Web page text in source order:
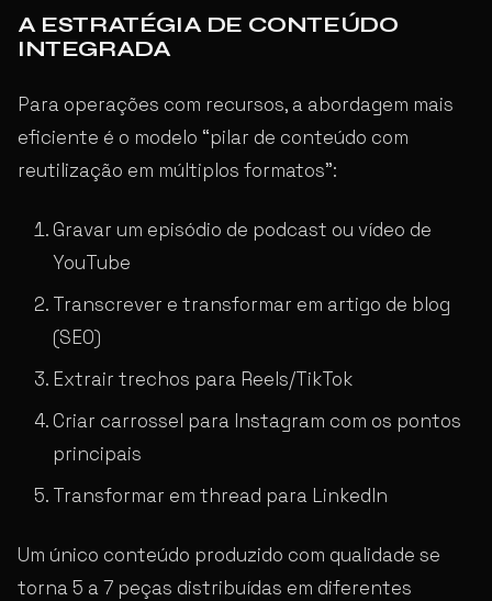
A ESTRATÉGIA DE CONTEÚDO
INTEGRADA
Para operações com recursos, a abordagem mais
eficiente é o modelo “pilar de conteúdo com
reutilização em múltiplos formatos”:
Gravar um episódio de podcast ou vídeo de
YouTube
Transcrever e transformar em artigo de blog
(SEO)
Extrair trechos para Reels/TikTok
Criar carrossel para Instagram com os pontos
principais
Transformar em thread para LinkedIn
Um único conteúdo produzido com qualidade se
torna 5 a 7 peças distribuídas em diferentes